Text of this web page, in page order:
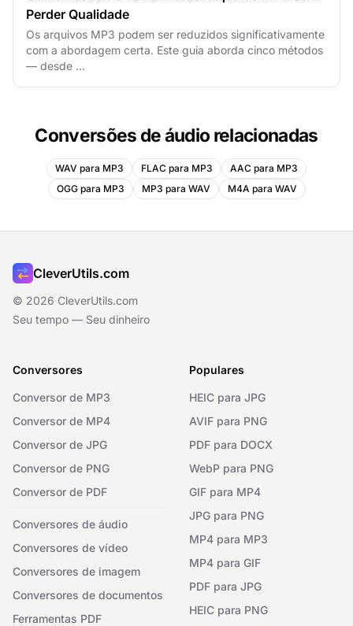
Perder Qualidade
Os arquivos MP3 podem ser reduzidos significativamente
com a abordagem certa. Este guia aborda cinco métodos
— desde ...
Conversões de áudio relacionadas
WAV para MP3 FLAC para MP3
AAC para MP3
OGG para MP3
MP3 para WAV M4A para WAV
CleverUtils.com
© 2026 CleverUtils.com
Seu tempo — Seu dinheiro
Conversores
Conversor de MP3
Conversor de MP4
Conversor de JPG
Conversor de PNG
Conversor de PDF
Conversores de áudio
Conversores de vídeo
Conversores de imagem
Conversores de documentos
Ferramentas PDF
Populares
HEIC para JPG
AVIF para PNG
PDF para DOCX
WebP para PNG
GIF para MP4
JPG para PNG
MP4 para MP3
MP4 para GIF
PDF para JPG
HEIC para PNG